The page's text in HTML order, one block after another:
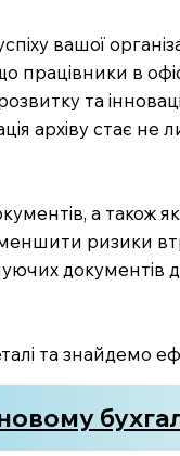
вашої
працівники в
та
архіву стає
а також
ризики
та знайдемо